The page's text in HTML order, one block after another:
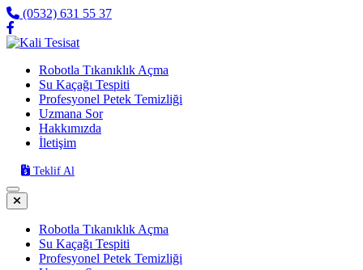
(0532) 631 55 37
Robotla Tıkanıklık Açma
Su Kaçağı Tespiti
Profesyonel Petek Temizliği
Uzmana Sor
Hakkımızda
İletişim
Teklif Al
Robotla Tıkanıklık Açma
Su Kaçağı Tespiti
Profesyonel Petek Temizliği